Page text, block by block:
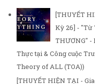
[THUYẾT
Kỳ 26] - "Từ
THƯƠNG" -
Thực tại & Công cuộc
Theory of ALL (TOA))
[THUYẾT HIỆN TẠI -